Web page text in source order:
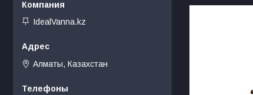
IdealVanna.kz
Алматы, Казахстан